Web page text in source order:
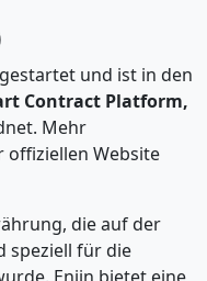
gestartet und ist in den
Contract Platform,
Mehr
Website
die auf der
speziell für die